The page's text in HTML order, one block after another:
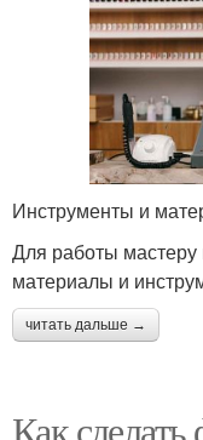
Инструменты и
Для работы
материалы и
читать дальше →